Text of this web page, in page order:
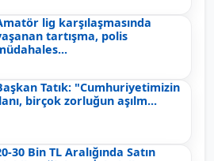
lig karşılaşmasında
tartışma, polis
Tatık: "Cumhuriyetimizin
birçok zorluğun aşılm...
30 Bin TL Aralığında Satın